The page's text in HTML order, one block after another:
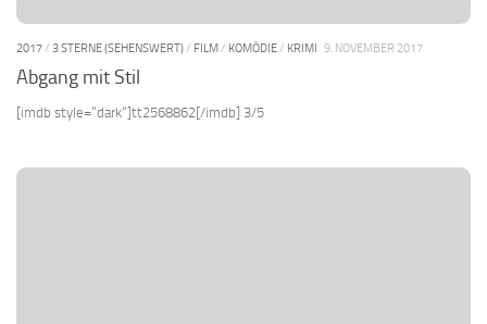
2017/ 3 STERNE (SEHENSWERT)/ FILM/ KOMÖDIE/ KRIMI 9. NOVEMBER 2017
Abgang mit Stil
[imdb style=“dark“]tt2568862[/imdb] 3/5